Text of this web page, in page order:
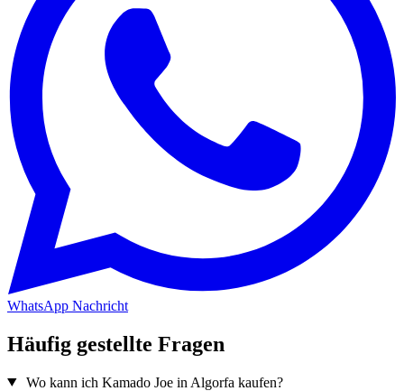
WhatsApp Nachricht
Häufig gestellte Fragen
Wo kann ich Kamado Joe in Algorfa kaufen?